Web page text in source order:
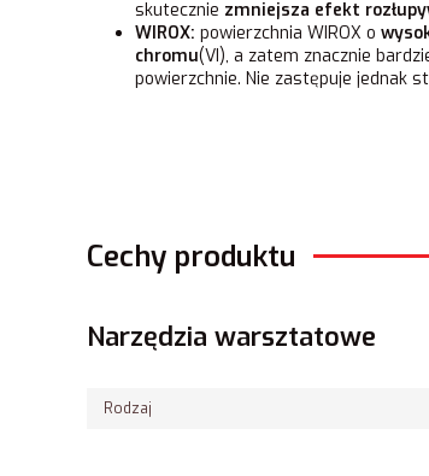
skutecznie zmniejsza efekt
WIROX: powierzchnia WIROX o
chromu(VI), a zatem znacznie
powierzchnie. Nie zastępuje jednak
Cechy produktu
Narzędzia warsztatowe
Rodzaj